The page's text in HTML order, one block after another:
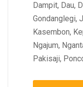
Dampit, Dau,
Gondanglegi,
Kasembon,
Ngajum,
Pakisaji,